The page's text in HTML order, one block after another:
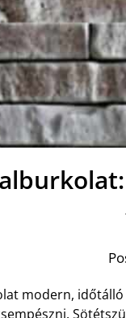
modern,